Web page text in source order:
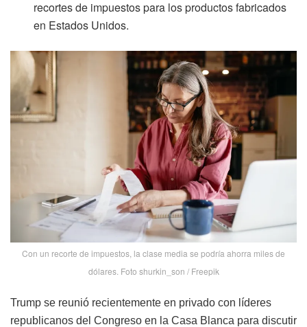
recortes de impuestos para los productos fabricados
en Estados Unidos.
Con un recorte de impuestos, la clase media se podría ahorra miles de
dólares. Foto shurkin_son / Freepik
Trump se reunió recientemente en privado con líderes
republicanos del Congreso en la Casa Blanca para discutir